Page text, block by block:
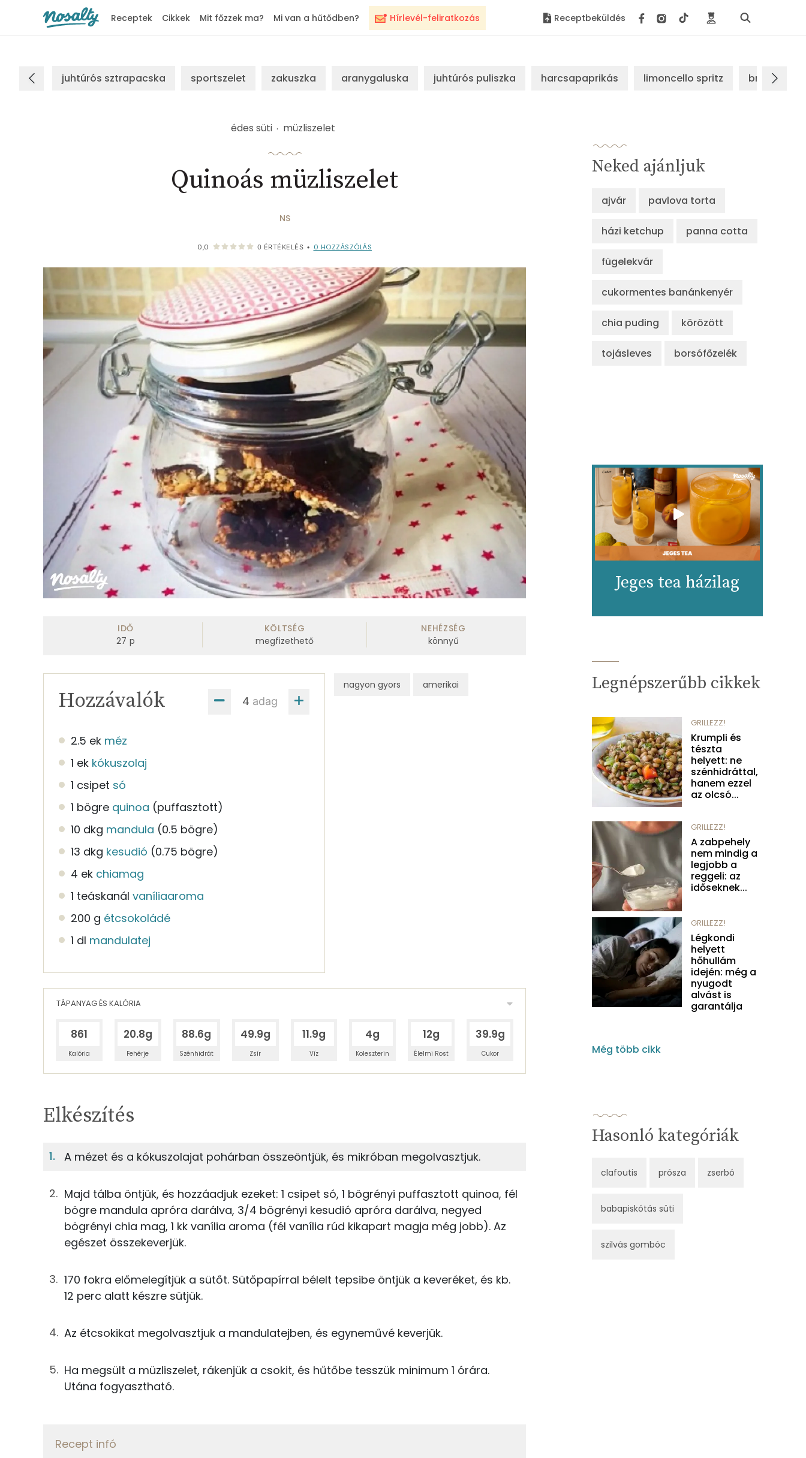
Hírlevél-feliratkozás
Receptek Cikkek Mit főzzek ma? Mi van a hűtődben? Receptbeküldés
juhtúrós sztrapacska sportszelet zakuszka aranygaluska juhtúrós puliszka harcsapaprikás limoncello spritz brassói
édes süti müzliszelet
Quinoás müzliszelet
NS
0,0 0 ÉRTÉKELÉS • 0 HOZZÁSZÓLÁS
IDŐ
27 p
KÖLTSÉG
megfizethető
NEHÉZSÉG
könnyű
adag
Hozzávalók
2.5 ek méz
1 ek kókuszolaj
1 csipet só
1 bögre quinoa (puffasztott)
10 dkg mandula (0.5 bögre)
13 dkg kesudió (0.75 bögre)
4 ek chiamag
1 teáskanál vaníliaaroma
200 g étcsokoládé
1 dl mandulatej
nagyon gyors amerikai
TÁPANYAG ÉS KALÓRIA
861
Kalória
20.8g
Fehérje
88.6g
Szénhidrát
49.9g
Zsír
11.9g
Víz
4g
Koleszterin
12g
Élelmi Rost
39.9g
Cukor
3gkókuszolaj
22 kcal
0g só
0 kcal
mandula
148 kcal
1gvaníliaaroma
0 kcal
TÁPANYAGTARTALOM
TOP ásványi anyagok
Foszfor
Magnézium
Kálcium
Nátrium
TOP vitaminok
E vitamin:
B6 vitamin:
Összesen
Elkészítés
A mézet és a kókuszolajat pohárban összeöntjük, és mikróban megolvasztjuk.
Majd tálba öntjük, és hozzáadjuk ezeket: 1 csipet só, 1 bögrényi puffasztott quinoa, fél
bögre mandula apróra darálva, 3/4 bögrényi kesudió apróra darálva, negyed
bögrényi chia mag, 1 kk vanília aroma (fél vanília rúd kikapart magja még jobb). Az
egészet összekeverjük.
170 fokra előmelegítjük a sütőt. Sütőpapírral bélelt tepsibe öntjük a keveréket, és kb.
12 perc alatt készre sütjük.
Az étcsokikat megolvasztjuk a mandulatejben, és egyneművé keverjük.
Ha megsült a müzliszelet, rákenjük a csokit, és hűtőbe tesszük minimum 1 órára.
Utána fogyasztható.
Recept infó
Neked ajánljuk
ajvár pavlova torta
házi ketchup panna cotta
fügelekvár
cukormentes banánkenyér
chia puding körözött
tojásleves borsófőzelék
Jeges tea házilag
Legnépszerűbb cikkek
GRILLEZZ!
Krumpli és
tészta
helyett: ne
szénhidráttal,
hanem ezzel
az olcsó...
GRILLEZZ!
A zabpehely
nem mindig a
legjobb a
reggeli: az
időseknek...
GRILLEZZ!
Légkondi
helyett
hőhullám
idején: még a
nyugodt
alvást is
garantálja
Még több cikk
Hasonló kategóriák
clafoutis prósza zserbó
babapiskótás süti
szilvás gombóc